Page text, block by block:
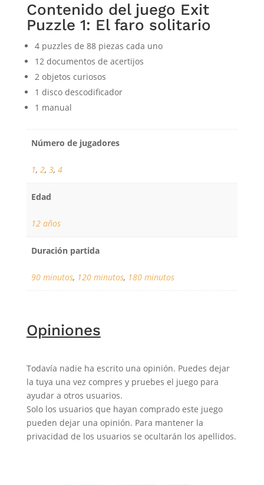
Contenido del juego Exit
Puzzle 1: El faro solitario
4 puzzles de 88 piezas cada uno
12 documentos de acertijos
2 objetos curiosos
1 disco descodificador
1 manual
Número de jugadores
1, 2, 3, 4
Edad
12 años
Duración partida
90 minutos, 120 minutos, 180 minutos
Opiniones
Todavía nadie ha escrito una opinión. Puedes dejar
la tuya una vez compres y pruebes el juego para
ayudar a otros usuarios.
Solo los usuarios que hayan comprado este juego
pueden dejar una opinión. Para mantener la
privacidad de los usuarios se ocultarán los apellidos.